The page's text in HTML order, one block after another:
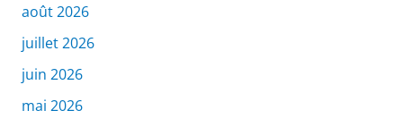
août 2026
juillet 2026
juin 2026
mai 2026